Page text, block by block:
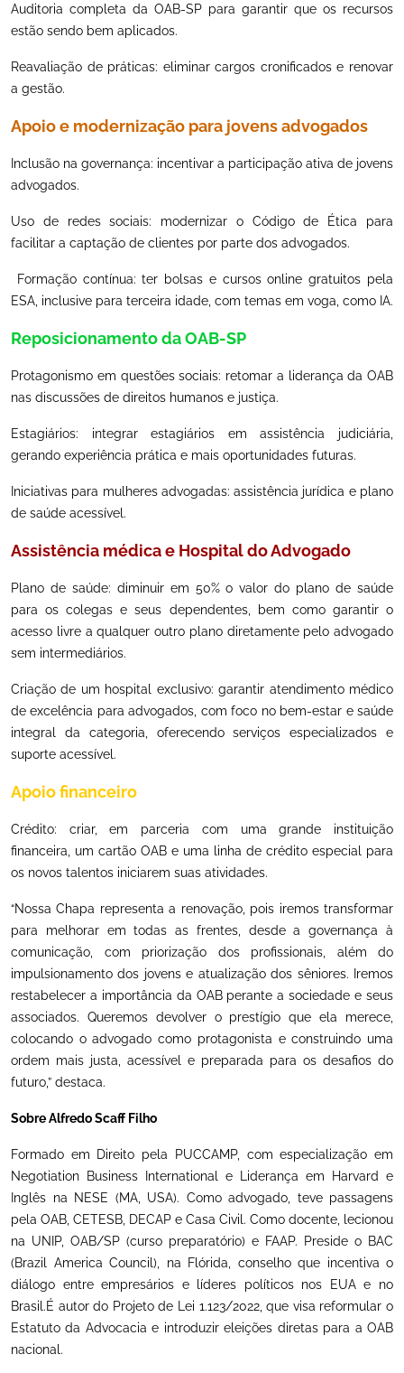
Auditoria completa da OAB-SP para garantir que os recursos
estão sendo bem aplicados.
Reavaliação de práticas: eliminar cargos cronificados e renovar
a gestão.
Apoio e modernização para jovens advogados
Inclusão na governança: incentivar a participação ativa de jovens
advogados.
Uso de redes sociais: modernizar o Código de Ética para
facilitar a captação de clientes por parte dos advogados.
Formação contínua: ter bolsas e cursos online gratuitos pela
ESA, inclusive para terceira idade, com temas em voga, como IA.
Reposicionamento da OAB-SP
Protagonismo em questões sociais: retomar a liderança da OAB
nas discussões de direitos humanos e justiça.
Estagiários: integrar estagiários em assistência judiciária,
gerando experiência prática e mais oportunidades futuras.
Iniciativas para mulheres advogadas: assistência jurídica e plano
de saúde acessível.
Assistência médica e Hospital do Advogado
Plano de saúde: diminuir em 50% o valor do plano de saúde
para os colegas e seus dependentes, bem como garantir o
acesso livre a qualquer outro plano diretamente pelo advogado
sem intermediários.
Criação de um hospital exclusivo: garantir atendimento médico
de excelência para advogados, com foco no bem-estar e saúde
integral da categoria, oferecendo serviços especializados e
suporte acessível.
Apoio financeiro
Crédito: criar, em parceria com uma grande instituição
financeira, um cartão OAB e uma linha de crédito especial para
os novos talentos iniciarem suas atividades.
“Nossa Chapa representa a renovação, pois iremos transformar
para melhorar em todas as frentes, desde a governança à
comunicação, com priorização dos profissionais, além do
impulsionamento dos jovens e atualização dos sêniores. Iremos
restabelecer a importância da OAB perante a sociedade e seus
associados. Queremos devolver o prestígio que ela merece,
colocando o advogado como protagonista e construindo uma
ordem mais justa, acessível e preparada para os desafios do
futuro,” destaca.
Sobre Alfredo Scaff Filho
Formado em Direito pela PUCCAMP, com especialização em
Negotiation Business International e Liderança em Harvard e
Inglês na NESE (MA, USA). Como advogado, teve passagens
pela OAB, CETESB, DECAP e Casa Civil. Como docente, lecionou
na UNIP, OAB/SP (curso preparatório) e FAAP. Preside o BAC
(Brazil America Council), na Flórida, conselho que incentiva o
diálogo entre empresários e líderes políticos nos EUA e no
Brasil.É autor do Projeto de Lei 1.123/2022, que visa reformular o
Estatuto da Advocacia e introduzir eleições diretas para a OAB
nacional.